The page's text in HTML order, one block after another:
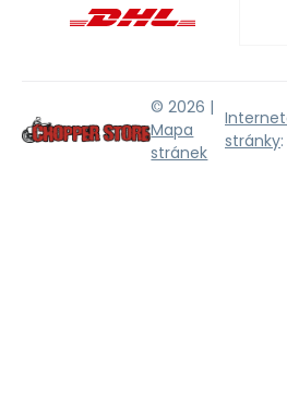
© 2026 |
Mapa
stránek
stránky: